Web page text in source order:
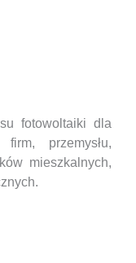
fotowoltaiki dla
przemysłu,
mieszkalnych,